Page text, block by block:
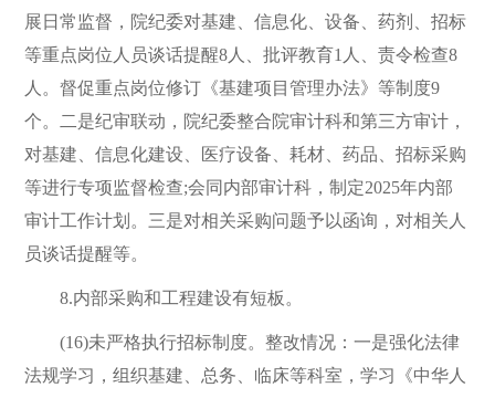
展日常监督，院纪委对基建、信息化、设备、药剂、招标
等重点岗位人员谈话提醒8人、批评教育1人、责令检查8
人。督促重点岗位修订《基建项目管理办法》等制度9
个。二是纪审联动，院纪委整合院审计科和第三方审计，
对基建、信息化建设、医疗设备、耗材、药品、招标采购
等进行专项监督检查;会同内部审计科，制定2025年内部
审计工作计划。三是对相关采购问题予以函询，对相关人
员谈话提醒等。
8.内部采购和工程建设有短板。
(16)未严格执行招标制度。整改情况：一是强化法律
法规学习，组织基建、总务、临床等科室，学习《中华人